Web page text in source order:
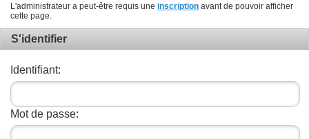
L'administrateur a peut-être requis une inscription avant de pouvoir afficher
cette page.
S'identifier
Identifiant:
Mot de passe: